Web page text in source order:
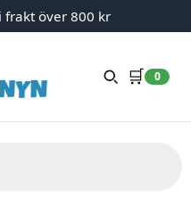
frakt över 800 kr
🛒 0